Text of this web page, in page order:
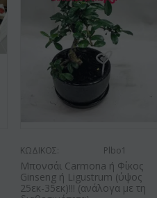
ΚΩΔΙΚΟΣ: Plbo1
Μπονσάι Carmona ή Φίκος
Ginseng ή Ligustrum (ύψος
25εκ-35εκ)!!! (ανάλογα με τη